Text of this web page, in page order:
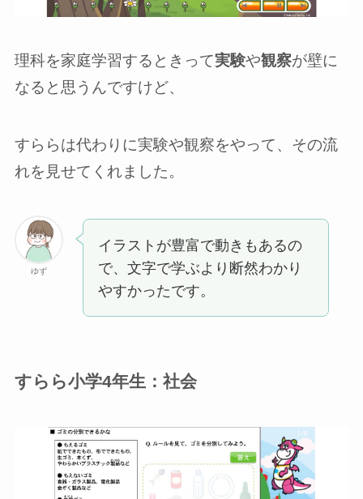
理科を家庭学習するときって実験や観察が壁に
なると思うんですけど、
すららは代わりに実験や観察をやって、その流
れを見せてくれました。
ゆず
イラストが豊富で動きもあるの
で、文字で学ぶより断然わかり
やすかったです。
すらら小学4年生：社会